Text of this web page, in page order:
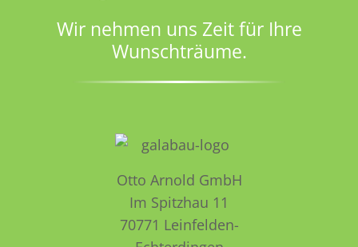
Wir nehmen uns Zeit für Ihre
Wunschträume.
Otto Arnold GmbH
Im Spitzhau 11
70771 Leinfelden­­